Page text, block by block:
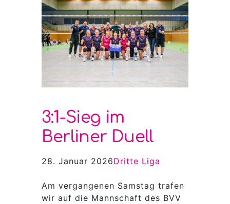
3:1-Sieg im
Berliner Duell
28. Januar 2026Dritte Liga
Am vergangenen Samstag trafen
wir auf die Mannschaft des BVV